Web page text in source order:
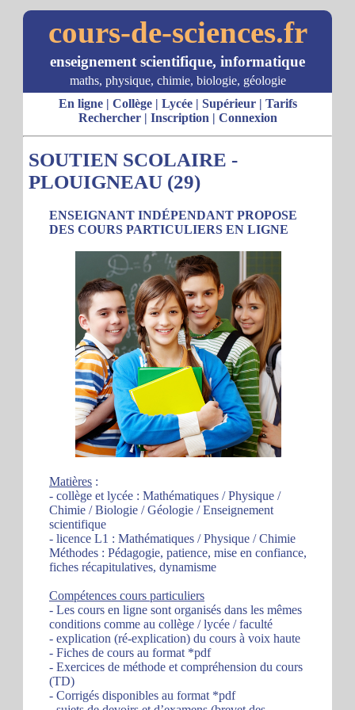
cours-de-sciences.fr
enseignement scientifique, informatique
maths, physique, chimie, biologie, géologie
En ligne| Collège| Lycée| Supérieur| Tarifs
Rechercher| Inscription | Connexion
SOUTIEN SCOLAIRE -
PLOUIGNEAU (29)
ENSEIGNANT INDÉPENDANT PROPOSE
DES COURS PARTICULIERS EN LIGNE
Matières :
- collège et lycée : Mathématiques / Physique /
Chimie / Biologie / Géologie / Enseignement
scientifique
- licence L1 : Mathématiques / Physique / Chimie
Méthodes : Pédagogie, patience, mise en confiance,
fiches récapitulatives, dynamisme
Compétences cours particuliers
- Les cours en ligne sont organisés dans les mêmes
conditions comme au collège / lycée / faculté
- explication (ré-explication) du cours à voix haute
- Fiches de cours au format *pdf
- Exercices de méthode et compréhension du cours
(TD)
- Corrigés disponibles au format *pdf